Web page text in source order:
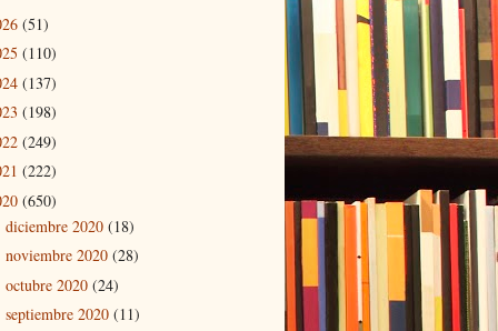
(51)
(110)
(137)
(198)
(249)
(222)
(650)
diciembre 2020 (18)
noviembre 2020 (28)
octubre 2020 (24)
septiembre 2020 (11)